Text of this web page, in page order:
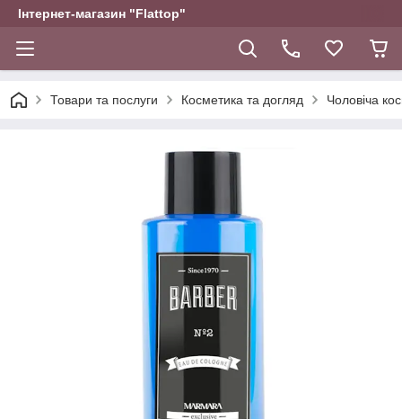
Інтернет-магазин "Flattop"
Товари та послуги Косметика та догляд Чоловіча